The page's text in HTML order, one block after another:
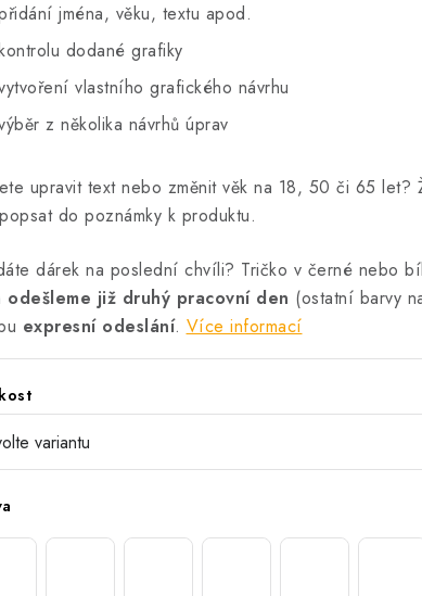
jména, věku, textu apod.
dodané grafiky
vlastního grafického návrhu
z několika návrhů úprav
upravit text nebo změnit věk na 18, 50 či 65 let?
do poznámky k produktu.
dárek na poslední chvíli? Tričko v černé nebo
odešleme již druhý pracovní den (ostatní barvy
expresní odeslání. Více informací